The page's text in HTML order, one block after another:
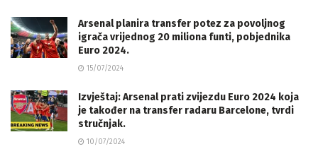
Arsenal planira transfer potez za povoljnog
igrača vrijednog 20 miliona funti, pobjednika
Euro 2024.
15/07/2024
Izvještaj: Arsenal prati zvijezdu Euro 2024 koja
je također na transfer radaru Barcelone, tvrdi
stručnjak.
10/07/2024